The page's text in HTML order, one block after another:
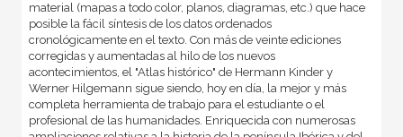
material (mapas a todo color, planos, diagramas, etc.) que hace
posible la fácil síntesis de los datos ordenados
cronológicamente en el texto. Con más de veinte ediciones
corregidas y aumentadas al hilo de los nuevos
acontecimientos, el "Atlas histórico" de Hermann Kinder y
Werner Hilgemann sigue siendo, hoy en día, la mejor y más
completa herramienta de trabajo para el estudiante o el
profesional de las humanidades. Enriquecida con numerosas